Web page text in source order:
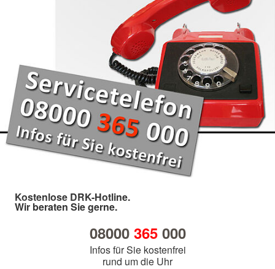
Kostenlose DRK-Hotline.
Wir beraten Sie gerne.
08000 365000
Infos für Sie kostenfrei
rund um die Uhr